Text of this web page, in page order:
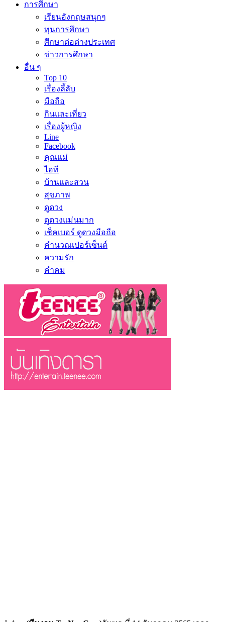
การศึกษา
เรียนอังกฤษสนุกๆ
ทุนการศึกษา
ศึกษาต่อต่างประเทศ
ข่าวการศึกษา
อื่น ๆ
Top 10
เรื่องลี้ลับ
มือถือ
กินและเที่ยว
เรื่องผู้หญิง
Line
Facebook
คุณแม่
ไอที
บ้านและสวน
สุขภาพ
ดูดวง
ดูดวงแม่นมาก
เช็คเบอร์ ดูดวงมือถือ
คำนวณเปอร์เซ็นต์
ความรัก
คำคม